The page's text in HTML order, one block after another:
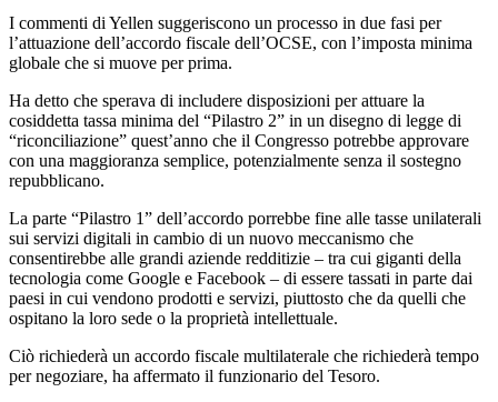
I commenti di Yellen suggeriscono un processo in due fasi per
l’attuazione dell’accordo fiscale dell’OCSE, con l’imposta minima
globale che si muove per prima.
Ha detto che sperava di includere disposizioni per attuare la
cosiddetta tassa minima del “Pilastro 2” in un disegno di legge di
“riconciliazione” quest’anno che il Congresso potrebbe approvare
con una maggioranza semplice, potenzialmente senza il sostegno
repubblicano.
La parte “Pilastro 1” dell’accordo porrebbe fine alle tasse unilaterali
sui servizi digitali in cambio di un nuovo meccanismo che
consentirebbe alle grandi aziende redditizie – tra cui giganti della
tecnologia come Google e Facebook – di essere tassati in parte dai
paesi in cui vendono prodotti e servizi, piuttosto che da quelli che
ospitano la loro sede o la proprietà intellettuale.
Ciò richiederà un accordo fiscale multilaterale che richiederà tempo
per negoziare, ha affermato il funzionario del Tesoro.